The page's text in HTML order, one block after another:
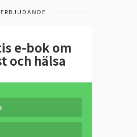
ERBJUDANDE
e-bok om
och hälsa